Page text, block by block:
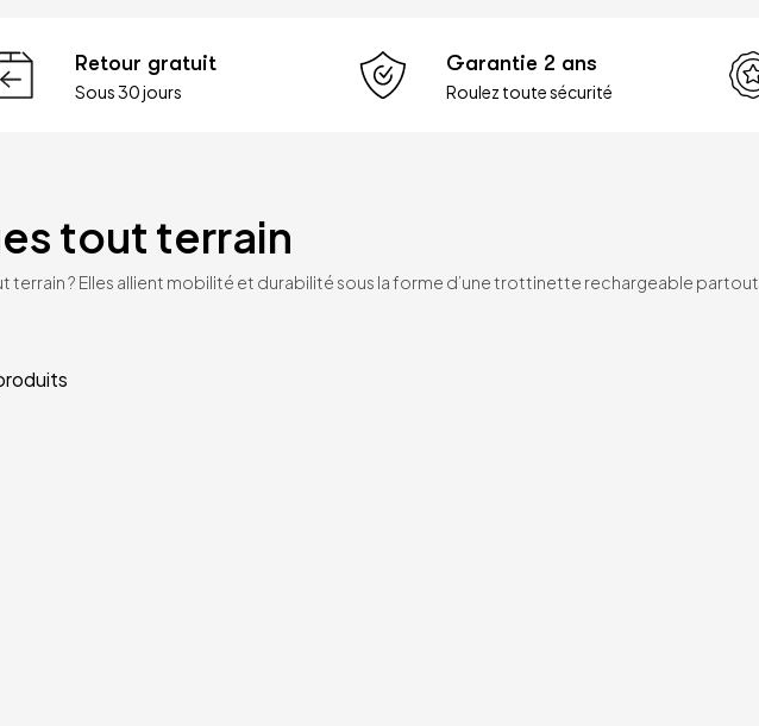
Retour gratuit
Sous 30 jours
Garantie 2 ans
Roulez toute sécurité
tout terrain
? Elles allient mobilité et durabilité sous la forme d’une trottinette rechargeable partout.